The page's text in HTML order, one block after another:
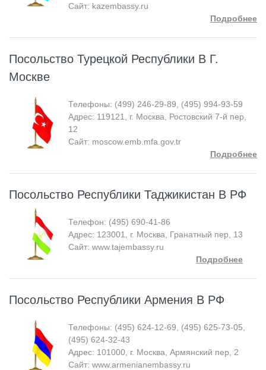
Сайт: kazembassy.ru
Подробнее
Посольство Турецкой Республики В Г.
Москве
Телефоны: (499) 246-29-89, (495) 994-93-59
Адрес: 119121, г. Москва, Ростовский 7-й пер,
12
Сайт: moscow.emb.mfa.gov.tr
Подробнее
Посольство Республики Таджикистан В РФ
Телефон: (495) 690-41-86
Адрес: 123001, г. Москва, Гранатный пер, 13
Сайт: www.tajembassy.ru
Подробнее
Посольство Республики Армения В РФ
Телефоны: (495) 624-12-69, (495) 625-73-05,
(495) 624-32-43
Адрес: 101000, г. Москва, Армянский пер, 2
Сайт: www.armenianembassy.ru